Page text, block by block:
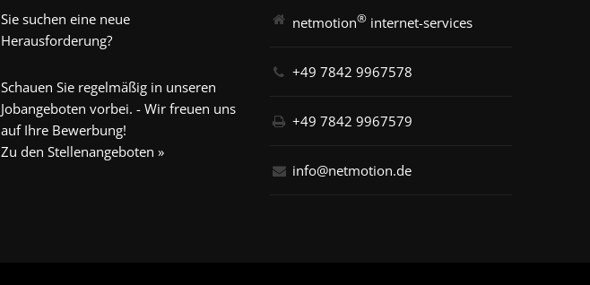
Sie suchen eine neue
Herausforderung?
Schauen Sie regelmäßig in unseren
Jobangeboten vorbei. - Wir freuen uns
auf Ihre Bewerbung!
Zu den Stellenangeboten »
netmotion® internet-services
+49 7842 9967578
+49 7842 9967579
info@netmotion.de